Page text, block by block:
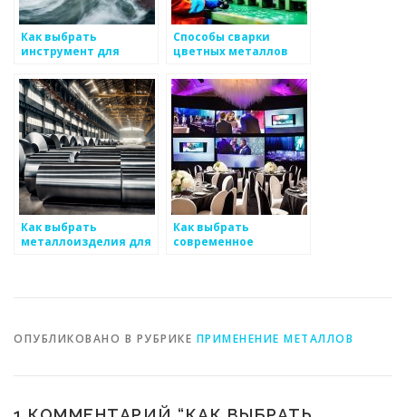
Как выбрать
инструмент для
Способы сварки
цветных металлов
Как выбрать
металлоизделия для
Как выбрать
современное
ОПУБЛИКОВАНО В РУБРИКЕ ПРИМЕНЕНИЕ МЕТАЛЛОВ